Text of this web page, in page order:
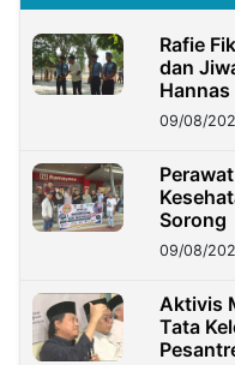
Rafie
dan
09/08/
Sorong
09/08/
Aktivis
Tata